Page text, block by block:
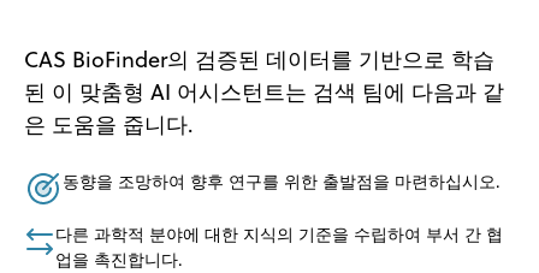
CAS BioFinder의 검증된 데이터를 기반으로 학습
된 이 맞춤형 AI 어시스턴트는 검색 팀에 다음과 같
은 도움을 줍니다.
동향을 조망하여 향후 연구를 위한 출발점을 마련하십시오.
다른 과학적 분야에 대한 지식의 기준을 수립하여 부서 간 협
업을 촉진합니다.